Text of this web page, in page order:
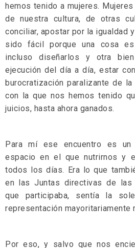
hemos tenido a mujeres.
de nuestra cultura, de otras
conciliar, apostar por la igualdad
sido fácil porque una cosa
incluso diseñarlos y otra
ejecución del día a día, estar
burocratización paralizante de
con la que nos hemos tenido
juicios, hasta ahora ganados.
Para mí ese encuentro es
espacio en el que nutrirnos y
todos los días. Era lo que
en las Juntas directivas de las
que participaba, sentía la
representación mayoritariamente
Por eso, y salvo que nos